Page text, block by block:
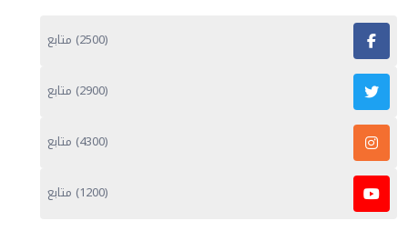
(2500) متابع
(2900) متابع
(4300) متابع
(1200) متابع